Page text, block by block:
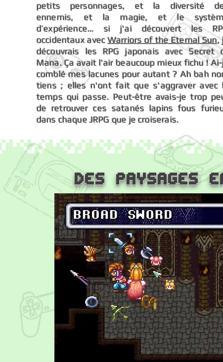
petits personnages, et la diversité
ennemis, et la magie, et le
d’expérience… si j'ai découvert les
occidentaux avecWarriors of the Eternal Sun,
découvrais les RPG japonais avec Secret
Mana. Ça avait l'air beaucoup mieux fichu !
comblé mes lacunes pour autant ? Ah bah
tiens ; elles n'ont fait que s'aggraver avec
temps qui passe. Peut-être avais-je trop
de retrouver ces satanés lapins fous
dans chaque JRPG que je croiserais.
Des paysages